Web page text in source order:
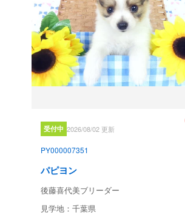
受付中 2026/08/02 更新
PY000007351
パピヨン
後藤喜代美ブリーダー
見学地：千葉県